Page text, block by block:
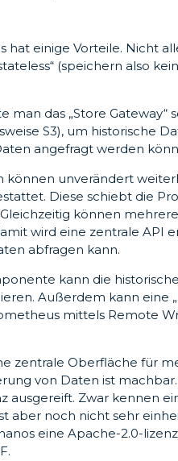
hat einige Vorteile. Nicht
(speichern also
man das „Store
S3), um historische
angefragt werden
können unverändert
Diese schiebt die
können
wird eine zentrale API
abfragen kann.
kann die
Außerdem kann eine
mittels Remote
zentrale Oberfläche für
von Daten ist
ausgereift. Zwar kennen
aber noch nicht sehr
eine Apache-2.0-